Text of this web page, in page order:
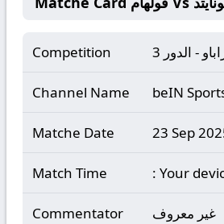
Competition - الدور 3
Channel Name beIN
Matche Date 23 Sep
Match Time : Your
Commentator غير معروف